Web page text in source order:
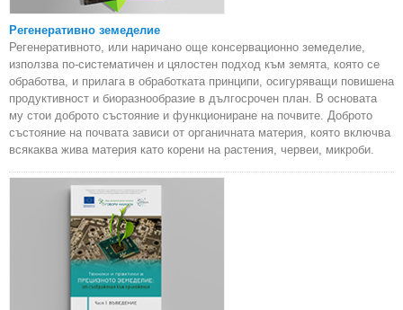
Регенеративно земеделие
Регенеративното, или наричано още консервационно земеделие,
използва по-систематичен и цялостен подход към земята, която се
обработва, и прилага в обработката принципи, осигуряващи повишена
продуктивност и биоразнообразие в дългосрочен план. В основата
му стои доброто състояние и функциониране на почвите. Доброто
състояние на почвата зависи от органичната материя, която включва
всякаква жива материя като корени на растения, червеи, микроби.